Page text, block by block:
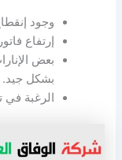
وجود
إرتفاع
بعض
بشكل جيد.
الرغبة في